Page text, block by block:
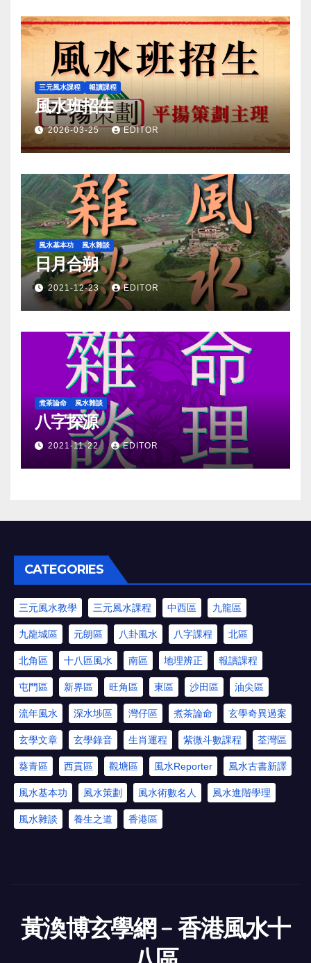
三元風水課程 報讀課程
風水班招生
2026-03-25 EDITOR
風水基本功 風水雜談
日月合朔
2021-12-23 EDITOR
煮茶論命 風水雜談
八字探源
2021-11-22 EDITOR
CATEGORIES
三元風水教學 三元風水課程 中西區 九龍區
九龍城區 元朗區 八卦風水 八字課程 北區
北角區 十八區風水 南區 地理辨正 報讀課程
屯門區 新界區 旺角區 東區 沙田區 油尖區
流年風水 深水埗區 灣仔區 煮茶論命 玄學奇異過案
玄學文章 玄學錄音 生肖運程 紫微斗數課程 荃灣區
葵青區 西貢區 觀塘區 風水Reporter 風水古書新譯
風水基本功 風水策劃 風水術數名人 風水進階學理
風水雜談 養生之道 香港區
黃渙博玄學網﹣香港風水十